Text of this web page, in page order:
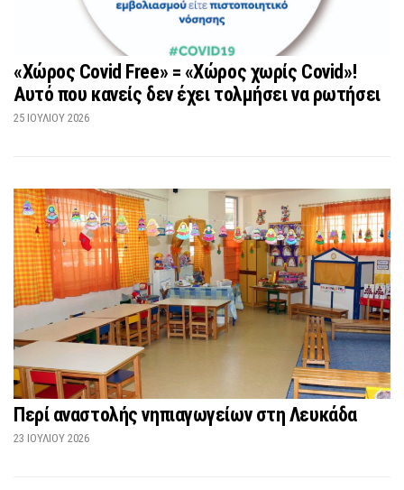
«Χώρος Covid Free» = «Χώρος χωρίς Covid»!
Αυτό που κανείς δεν έχει τολμήσει να ρωτήσει
25 ΙΟΥΛΊΟΥ 2026
Περί αναστολής νηπιαγωγείων στη Λευκάδα
23 ΙΟΥΛΊΟΥ 2026